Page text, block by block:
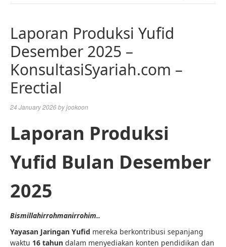
Laporan Produksi Yufid
Desember 2025 –
KonsultasiSyariah.com –
Erectial
24 January 2026byjookoon
Laporan Produksi
Yufid Bulan Desember
2025
Bismillahirrohmanirrohim..
Yayasan Jaringan Yufid mereka berkontribusi sepanjang
waktu 16 tahun dalam menyediakan konten pendidikan dan